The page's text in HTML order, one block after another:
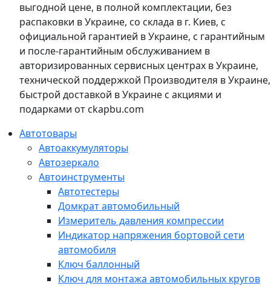
выгодной цене, в полной комплектации, без
распаковки в Украине, со склада в г. Киев, с
официальной гарантией в Украине, с гарантийным
и после-гарантийным обслуживанием в
авторизированных сервисных центрах в Украине,
технической поддержкой Производителя в Украине,
быстрой доставкой в Украине с акциями и
подарками от ckapbu.com
Автотовары
Автоаккумуляторы
Автозеркало
Автоинструменты
Автотестеры
Домкрат автомобильный
Измеритель давления компрессии
Индикатор напряжения бортовой сети
автомобиля
Ключ баллонный
Ключ для монтажа автомобильных кругов